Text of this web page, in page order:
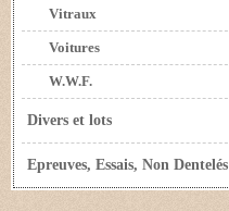
Vitraux
Voitures
W.W.F.
Divers et lots
Epreuves, Essais, Non Dentelés